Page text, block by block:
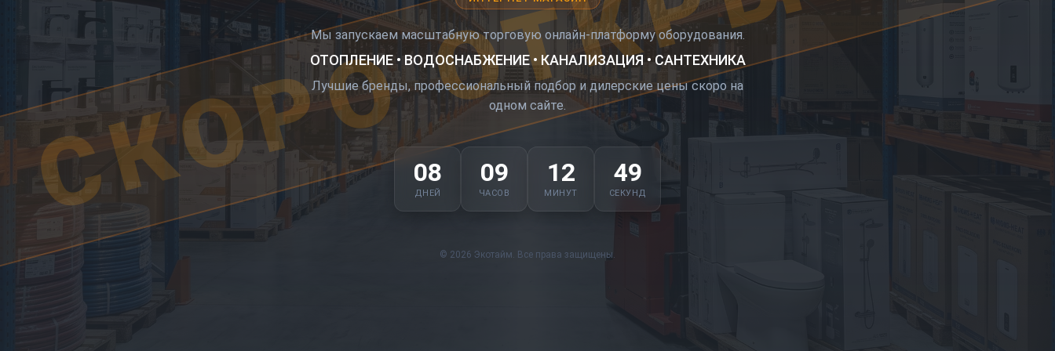
Мы запускаем масштабную торговую онлайн-платформу оборудования.
ОТОПЛЕНИЕ • ВОДОСНАБЖЕНИЕ • КАНАЛИЗАЦИЯ • САНТЕХНИКА
Лучшие бренды, профессиональный подбор и дилерские цены скоро на
одном сайте.
08
ДНЕЙ
09
ЧАСОВ
12
МИНУТ
48
СЕКУНД
© 2026 Экотайм. Все права защищены.